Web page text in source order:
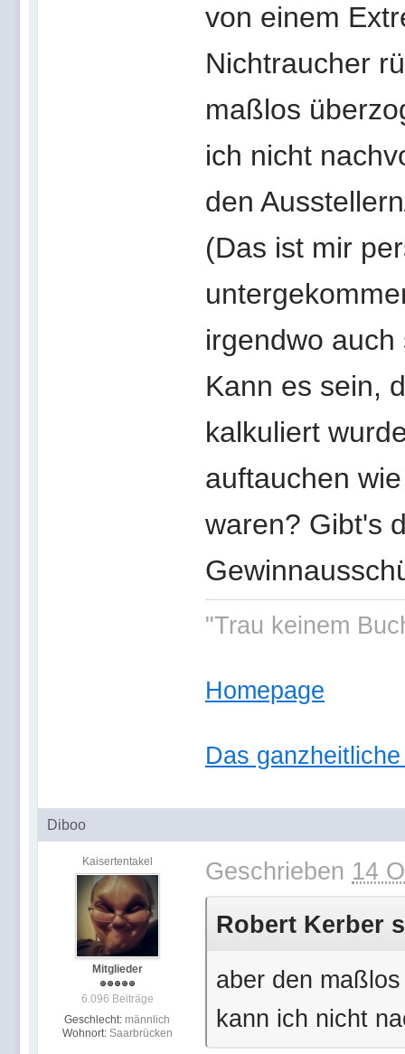
von einem
Nichtraucher
maßlos
ich nicht
den
(Das ist mir
irgendwo
Kann es sein,
kalkuliert
auftauchen
waren? Gibt's
"Trau keinem
Homepage
Das
Diboo
Kaisertentakel
Mitglieder
6.096 Beiträge
Geschlecht: männlich
Wohnort: Saarbrücken
Geschrieben 14
Robert Kerber
aber den
kann ich nicht